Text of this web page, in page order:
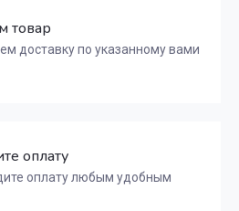
товар
доставку по указанному вами
оплату
оплату любым удобным